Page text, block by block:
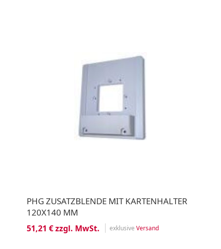
PHG ZUSATZBLENDE MIT KARTENHALTER
120X140 MM
51,21 € zzgl. MwSt. exklusive Versand